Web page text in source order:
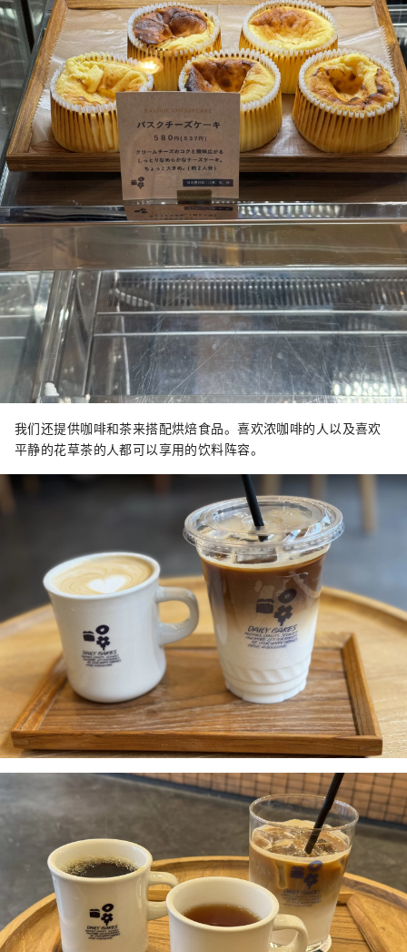
我们还提供咖啡和茶来搭配烘焙食品。喜欢浓咖啡的人以及喜欢
平静的花草茶的人都可以享用的饮料阵容。